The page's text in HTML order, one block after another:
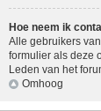
Hoe neem ik
Alle gebruikers
formulier als deze
Leden van het
Omhoog